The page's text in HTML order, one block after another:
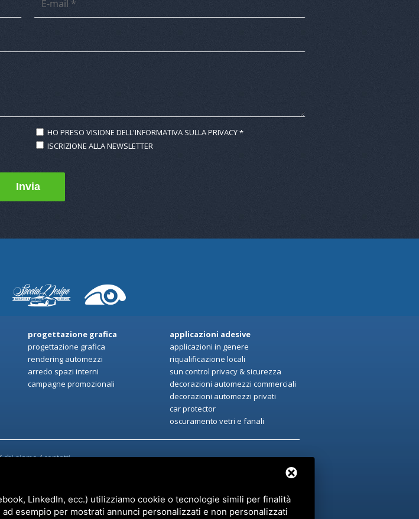
HO PRESO VISIONE DELL'INFORMATIVA SULLA PRIVACY*
ISCRIZIONE ALLA NEWSLETTER
progettazione grafica
progettazione grafica
rendering automezzi
arredo spazi interni
campagne promozionali
applicazioni adesive
applicazioni in genere
riqualificazione locali
sun control privacy & sicurezza
decorazioni automezzi commerciali
decorazioni automezzi privati
car protector
oscuramento vetri e fanali
chi siamo/contatti
LinkedIn, ecc.) utilizziamo cookie o tecnologie simili per finalità
esempio per mostrati annunci personalizzati e non personalizzati